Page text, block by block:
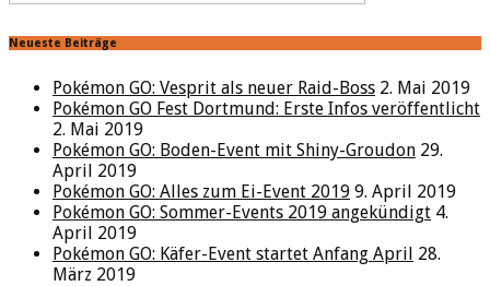
Neueste Beiträge
Pokémon GO: Vesprit als neuer Raid-Boss 2. Mai 2019
Pokémon GO Fest Dortmund: Erste Infos veröffentlicht
2. Mai 2019
Pokémon GO: Boden-Event mit Shiny-Groudon 29.
April 2019
Pokémon GO: Alles zum Ei-Event 2019 9. April 2019
Pokémon GO: Sommer-Events 2019 angekündigt 4.
April 2019
Pokémon GO: Käfer-Event startet Anfang April 28.
März 2019